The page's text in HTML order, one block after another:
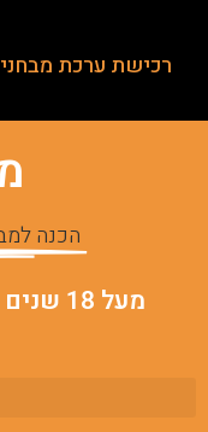
רכישת ערכת
הכנה
מעל 18 שנים - מחברים אתכם להצלחה